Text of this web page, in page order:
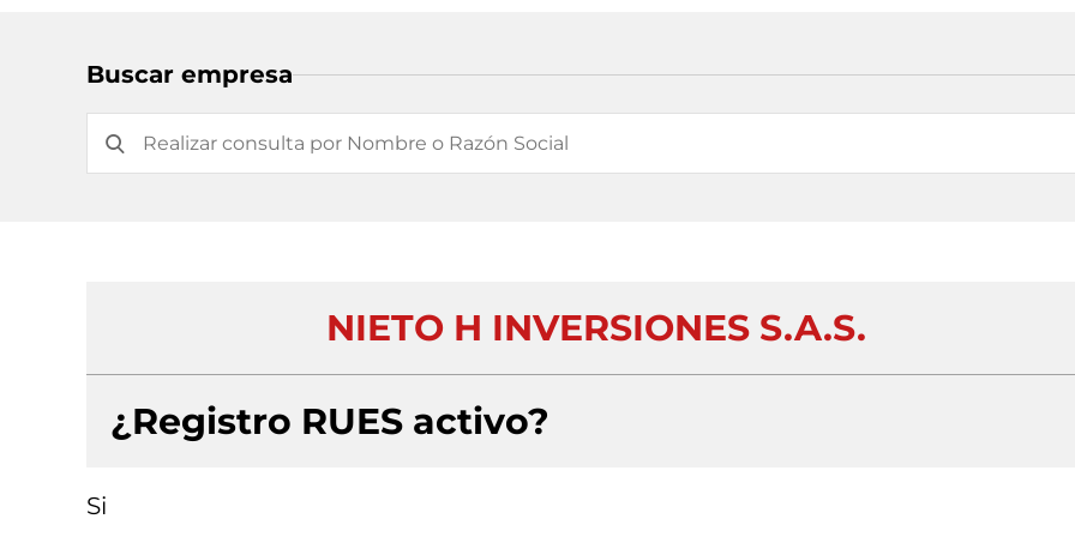
Buscar empresa
NIETO H INVERSIONES S.A.S.
¿Registro RUES activo?
Si